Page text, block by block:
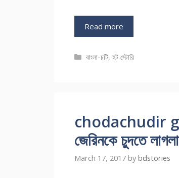
Read more
Categories
বাংলা-চটি,হট স্টোরি
chodachudir
জেরিনকে চুদতে
March 17, 2017 by bdstories